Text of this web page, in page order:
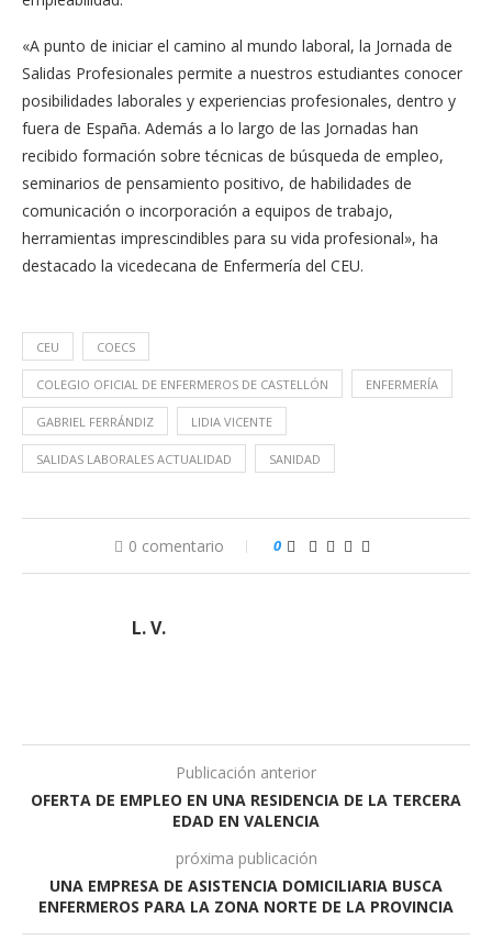
«A punto de iniciar el camino al mundo laboral, la Jornada de
Salidas Profesionales permite a nuestros estudiantes conocer
posibilidades laborales y experiencias profesionales, dentro y
fuera de España. Además a lo largo de las Jornadas han
recibido formación sobre técnicas de búsqueda de empleo,
seminarios de pensamiento positivo, de habilidades de
comunicación o incorporación a equipos de trabajo,
herramientas imprescindibles para su vida profesional», ha
destacado la vicedecana de Enfermería del CEU.
CEU COECS
COLEGIO OFICIAL DE ENFERMEROS DE CASTELLÓN ENFERMERÍA
GABRIEL FERRÁNDIZ LIDIA VICENTE
SALIDAS LABORALES ACTUALIDAD SANIDAD
0 comentario 0
L. V.
Publicación anterior
OFERTA DE EMPLEO EN UNA RESIDENCIA DE LA TERCERA
EDAD EN VALENCIA
próxima publicación
UNA EMPRESA DE ASISTENCIA DOMICILIARIA BUSCA
ENFERMEROS PARA LA ZONA NORTE DE LA PROVINCIA